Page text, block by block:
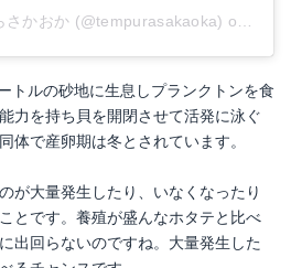
さかおか (@tempurasakaoka) on
トルの砂地に生息しプランクトンを食
力を持ち貝を開閉させて活発に泳ぐ
体で産卵期は冬とされています。
が大量発生したり、いなくなったり
とです。養殖が盛んなホタテと比べ
出回らないのですね。大量発生した